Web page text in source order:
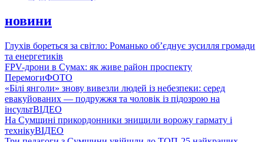
новини
Глухів бореться за світло: Романько об’єднує зусилля громади
та енергетиків
FPV-дрони в Сумах: як живе район проспекту
ПеремогиФОТО
«Білі янголи» знову вивезли людей із небезпеки: серед
евакуйованих — подружжя та чоловік із підозрою на
інсультВІДЕО
На Сумщині прикордонники знищили ворожу гармату і
технікуВІДЕО